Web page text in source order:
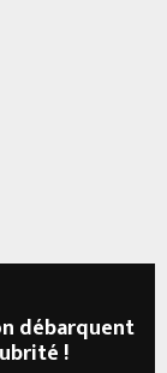
débarquent
!